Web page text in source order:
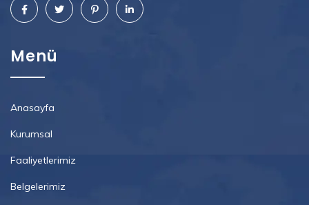
Menü
Anasayfa
Kurumsal
Faaliyetlerimiz
Belgelerimiz